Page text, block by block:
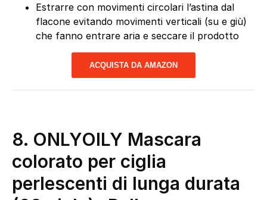
Estrarre con movimenti circolari l’astina dal
flacone evitando movimenti verticali (su e giù)
che fanno entrare aria e seccare il prodotto
ACQUISTA DA AMAZON
8. ONLYOILY Mascara
colorato per ciglia
perlescenti di lunga durata